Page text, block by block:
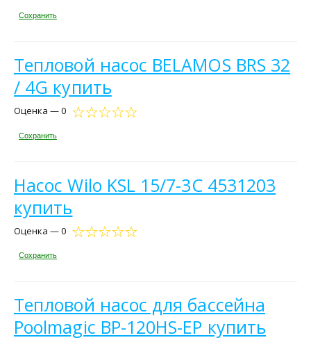
Сохранить
Тепловой насос BELAMOS BRS 32
/ 4G купить
Оценка — 0
Сохранить
Насос Wilo KSL 15/7-3C 4531203
купить
Оценка — 0
Сохранить
Тепловой насос для бассейна
Poolmagic BP-120HS-EP купить